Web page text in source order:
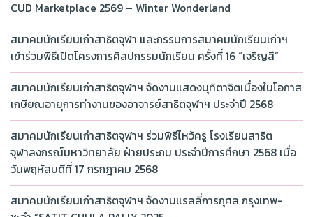
CUD Marketplace 2569 – Winter Wonderland
สมาคมนักเรียนเก่าสาธิตจุฬา และกรรมการสมาคมนักเรียนเก่าฯ
เข้าร่วมพิธีเปิดโครงการศิลปกรรมนักเรียน ครั้งที่ 16 “เจริญสี”
สมาคมนักเรียนเก่าสาธิตจุฬาฯ จัดงานแสดงมุทิตาจิตเนื่องในโอกาส
เกษียณอายุการทำงานของอาจารย์สาธิตจุฬาฯ ประจำปี 2568
สมาคมนักเรียนเก่าสาธิตจุฬาฯ ร่วมพิธีไหว้ครู โรงเรียนสาธิต
จุฬาลงกรณ์มหาวิทยาลัย ฝ่ายประถม ประจำปีการศึกษา 2568 เมื่อ
วันพฤหัสบดีที่ 17 กรกฎาคม 2568
สมาคมนักเรียนเก่าสาธิตจุฬาฯ จัดงานแรลลี่การกุศล กรุงเทพ-